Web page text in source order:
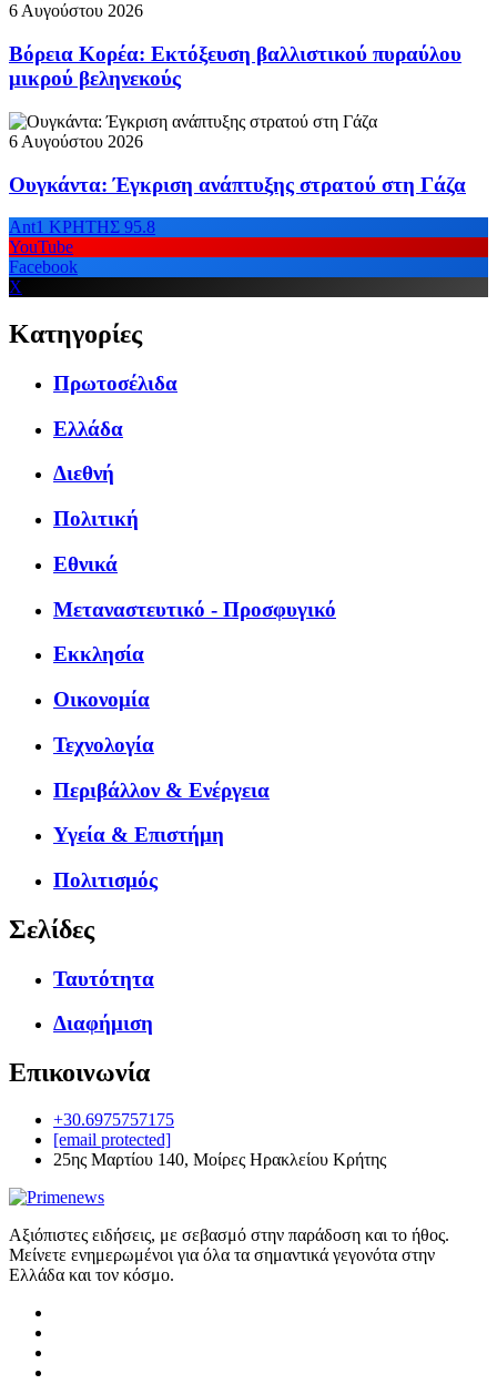
6 Αυγούστου 2026
Βόρεια Κορέα: Εκτόξευση βαλλιστικού πυραύλου
μικρού βεληνεκούς
6 Αυγούστου 2026
Ουγκάντα: Έγκριση ανάπτυξης στρατού στη Γάζα
Ant1 ΚΡΗΤΗΣ 95.8
YouTube
Facebook
X
Κατηγορίες
Πρωτοσέλιδα
Ελλάδα
Διεθνή
Πολιτική
Εθνικά
Μεταναστευτικό - Προσφυγικό
Εκκλησία
Οικονομία
Τεχνολογία
Περιβάλλον & Ενέργεια
Υγεία & Επιστήμη
Πολιτισμός
Σελίδες
Ταυτότητα
Διαφήμιση
Επικοινωνία
+30.6975757175
[email protected]
25ης Μαρτίου 140, Μοίρες Ηρακλείου Κρήτης
Αξιόπιστες ειδήσεις, με σεβασμό στην παράδοση και το ήθος.
Μείνετε ενημερωμένοι για όλα τα σημαντικά γεγονότα στην
Ελλάδα και τον κόσμο.